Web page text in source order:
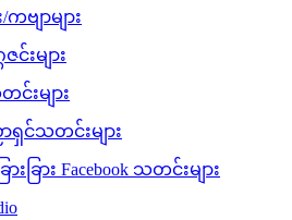
ဗျာများ
င်းများ
းများ
င်သတင်းများ
းခြား Facebook သတင်းများ